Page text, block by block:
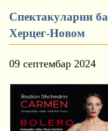
Спектакуларни
Херцег-Новом
09 септембар 2024